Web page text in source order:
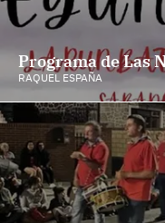
Programa de Las
RAQUEL ESPAÑA